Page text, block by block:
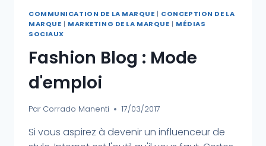
COMMUNICATION DE LA MARQUE | CONCEPTION DE LA
MARQUE | MARKETING DE LA MARQUE | MÉDIAS
SOCIAUX
Fashion Blog : Mode
d'emploi
Par Corrado Manenti 17/03/2017
Si vous aspirez à devenir un influenceur de